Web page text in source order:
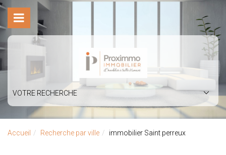
VOTRE RECHERCHE
Accueil Recherche par ville immobilier Saint perreux